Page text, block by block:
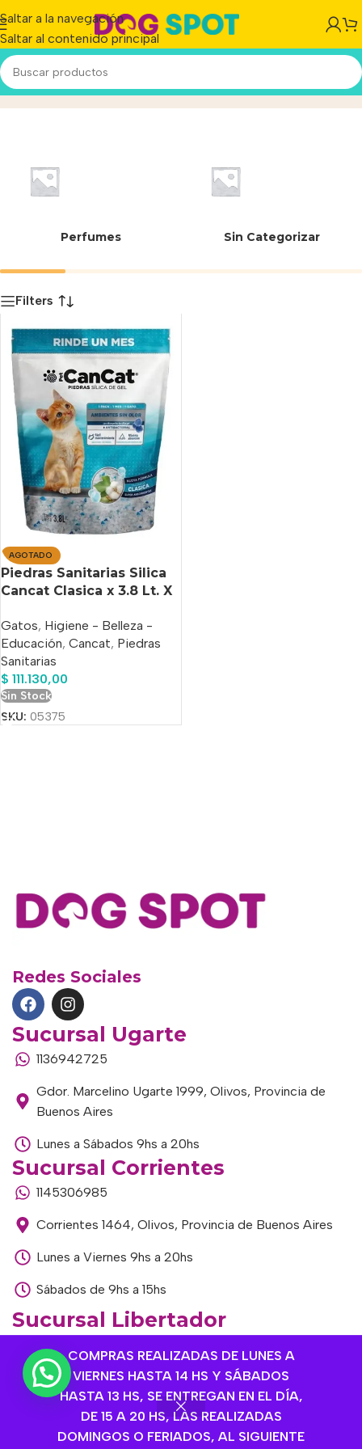
COMPRAS REALIZADAS DE LUNES A
VIERNES HASTA 14 HS Y SÁBADOS
HASTA 13 HS, SE ENTREGAN EN EL DÍA,
DE 15 A 20 HS, LAS REALIZADAS
DOMINGOS O FERIADOS, AL SIGUIENTE
Saltar a la navegación
Saltar al contenido principal
Gel SilicaInicio/Producto
Perfumes Sin Categorizar
Filters
AGOTADO
Piedras Sanitarias Silica
Cancat Clasica x 3.8 Lt. X
Gatos, Higiene - Belleza -
Educación, Cancat, Piedras
Sanitarias
$ 111.130,00
Sin Stock
SKU: 05375
Redes Sociales
Sucursal Ugarte
1136942725
Gdor. Marcelino Ugarte 1999, Olivos, Provincia de
Buenos Aires
Lunes a Sábados 9hs a 20hs
Sucursal Corrientes
1145306985
Corrientes 1464, Olivos, Provincia de Buenos Aires
Lunes a Viernes 9hs a 20hs
Sábados de 9hs a 15hs
Sucursal Libertador
Av. del Libertador 1915, Vte. López, Provincia de
Buenos Aires
Lunes a Viernes de 9hs a 13hs / 16hs a 20hs